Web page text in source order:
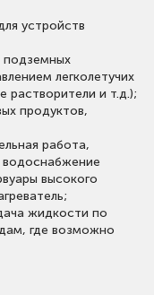
устройств
подземных
легколетучих
растворители и т.д.);
продуктов,
работа,
водоснабжение
высокого
жидкости по
где возможно